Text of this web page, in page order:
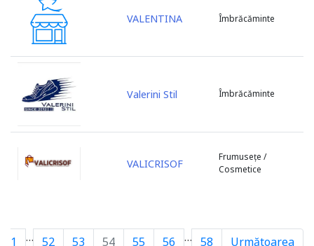
VALENTINA Îmbrăcăminte
Valerini Stil Îmbrăcăminte
VALICRISOF
Frumusețe /
Cosmetice
1 … 52 53 54 55 56 … 58
Următoarea